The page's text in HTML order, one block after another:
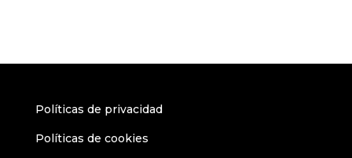
Políticas de privacidad
Políticas de cookies